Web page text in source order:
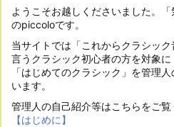
ようこそお越しくださいました。
のpiccoloです。
当サイトでは「これからクラシッ
言うクラシック初心者の方を対象に
「はじめてのクラシック」を管理
います。
管理人の自己紹介等はこちらをご
【はじめに】